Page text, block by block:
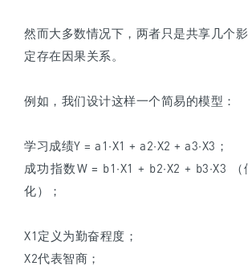
然而大多数情况下，两者只是共享几个
定存在因果关系。
例如，我们设计这样一个简易的模型：
学习成绩Y = a1·X1 + a2·X2 + a3·X3；
成功指数W = b1·X1 + b2·X2 + b3·X3
化）；
X1定义为勤奋程度；
X2代表智商；